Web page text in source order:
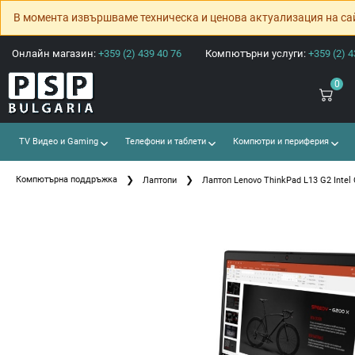
В момента извършваме техническа и ценова актуализация на
Онлайн магазин: +359 (2) 439 40 76 Компютърни услуги: +359 (2)
0
TV Видео и Gaming Телефони и таблети Компютри и периферия
Компютърна поддръжка Лаптопи Лаптоп Lenovo ThinkPad L13 G2 Intel